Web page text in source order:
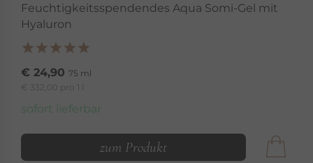
Feuchtigkeitsspendendes Aqua Somi-Gel mit
Hyaluron
€ 24,90 75 ml
€ 332,00 pro 1 l
sofort lieferbar
zum Produkt